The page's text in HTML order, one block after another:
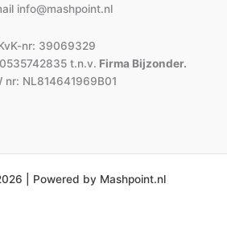
info@mashpoint.nl
nr: 39069329
t.n.v. Firma Bijzonder.
nr: NL814641969B01
| Powered by Mashpoint.nl